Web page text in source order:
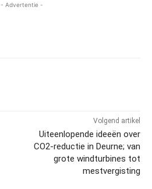
- Advertentie -
Volgend artikel
Uiteenlopende ideeën over
CO2-reductie in Deurne; van
grote windturbines tot
mestvergisting